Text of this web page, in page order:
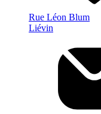
Rue Léon Blum
Liévin